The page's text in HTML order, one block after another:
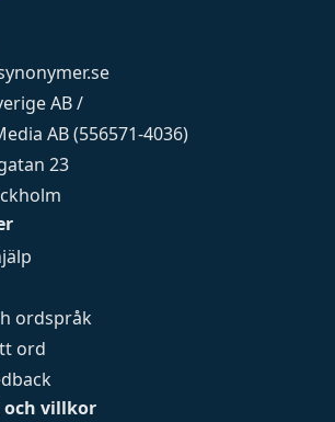
ordspråk
ord
villkor
AB /
AB (556571-4036)
23